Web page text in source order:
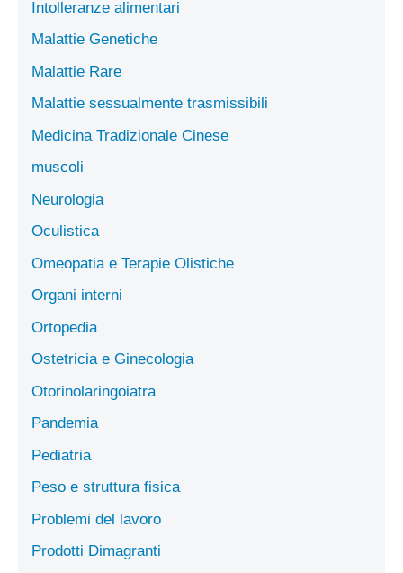
Intolleranze alimentari
Malattie Genetiche
Malattie Rare
Malattie sessualmente trasmissibili
Medicina Tradizionale Cinese
muscoli
Neurologia
Oculistica
Omeopatia e Terapie Olistiche
Organi interni
Ortopedia
Ostetricia e Ginecologia
Otorinolaringoiatra
Pandemia
Pediatria
Peso e struttura fisica
Problemi del lavoro
Prodotti Dimagranti